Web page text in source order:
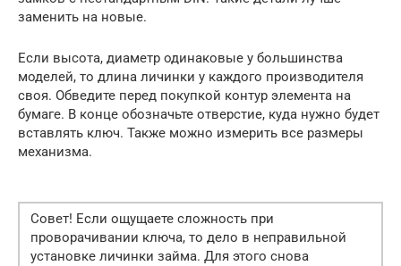
заменить на новые.
Если высота, диаметр одинаковые у большинства
моделей, то длина личинки у каждого производителя
своя. Обведите перед покупкой контур элемента на
бумаге. В конце обозначьте отверстие, куда нужно будет
вставлять ключ. Также можно измерить все размеры
механизма.
Совет! Если ощущаете сложность при
проворачивании ключа, то дело в неправильной
установке личинки займа. Для этого снова